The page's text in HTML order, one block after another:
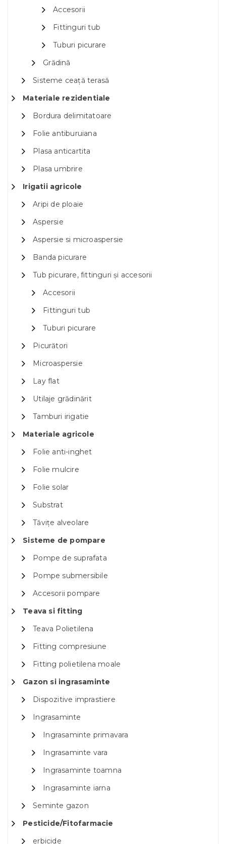
Accesorii
Fittinguri tub
Tuburi picurare
Grădină
Sisteme ceață terasă
Materiale rezidentiale
Bordura delimitatoare
Folie antiburuiana
Plasa anticartita
Plasa umbrire
Irigatii agricole
Aripi de ploaie
Aspersie
Aspersie si microaspersie
Banda picurare
Tub picurare, fittinguri și accesorii
Accesorii
Fittinguri tub
Tuburi picurare
Picurători
Microaspersie
Lay flat
Utilaje grădinărit
Tamburi irigatie
Materiale agricole
Folie anti-inghet
Folie mulcire
Folie solar
Substrat
Tăvițe alveolare
Sisteme de pompare
Pompe de suprafata
Pompe submersibile
Accesorii pompare
Teava si fitting
Teava Polietilena
Fitting compresiune
Fitting polietilena moale
Gazon si ingrasaminte
Dispozitive imprastiere
Ingrasaminte
Ingrasaminte primavara
Ingrasaminte vara
Ingrasaminte toamna
Ingrasaminte iarna
Seminte gazon
Pesticide/Fitofarmacie
erbicide